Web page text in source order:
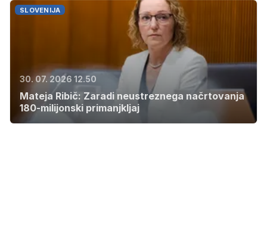
SLOVENIJA
30. 07. 2026 12.50
Mateja Ribič: Zaradi neustreznega načrtovanja
180-milijonski primanjkljaj